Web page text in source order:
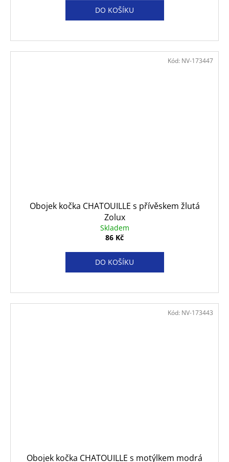
DO KOŠÍKU
Obojek kočka CHATOUILLE s přívěskem žlutá
Zolux
Skladem
86 Kč
DO KOŠÍKU
Kód: NV-173447
Obojek kočka CHATOUILLE s motýlkem modrá
Kód: NV-173443